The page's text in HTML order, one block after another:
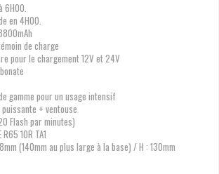
6H00.
en 4H00.
de charge
pour le chargement 12V et 24V
gamme pour un usage intensif
+ ventouse
Flash par minutes)
10R TA1
(140mm au plus large à la base) / H : 130mm